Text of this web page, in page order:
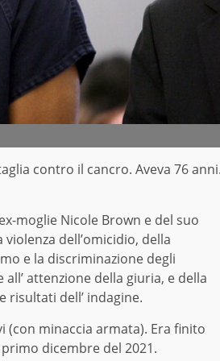
contro il cancro. Aveva 76
moglie Nicole Brown e del suo
dell’omicidio, della
e la discriminazione degli
attenzione della giuria, e della
risultati dell’ indagine.
(con minaccia armata). Era finito
dicembre del 2021.